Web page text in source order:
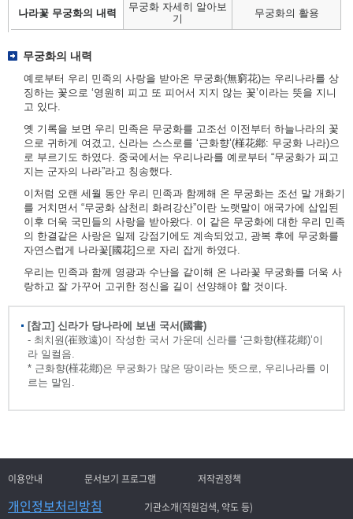
나라꽃 무궁화의 내력
무궁화 자세히 알아보
기
무궁화의 활용
무궁화의 내력
예로부터 우리 민족의 사랑을 받아온 무궁화(無窮花)는 우리나라를 상
징하는 꽃으로 ‘영원히 피고 또 피어서 지지 않는 꽃’이라는 뜻을 지니
고 있다.
옛 기록을 보면 우리 민족은 무궁화를 고조선 이전부터 하늘나라의 꽃
으로 귀하게 여겼고, 신라는 스스로를 ‘근화향’(槿花鄕: 무궁화 나라)으
로 부르기도 하였다. 중국에서는 우리나라를 예로부터 “무궁화가 피고
지는 군자의 나라”라고 칭송했다.
이처럼 오랜 세월 동안 우리 민족과 함께해 온 무궁화는 조선 말 개화기
를 거치면서 “무궁화 삼천리 화려강산”이란 노랫말이 애국가에 삽입된
이후 더욱 국민들의 사랑을 받아왔다. 이 같은 무궁화에 대한 우리 민족
의 한결같은 사랑은 일제 강점기에도 계속되었고, 광복 후에 무궁화를
자연스럽게 나라꽃[國花]으로 자리 잡게 하였다.
우리는 민족과 함께 영광과 수난을 같이해 온 나라꽃 무궁화를 더욱 사
랑하고 잘 가꾸어 고귀한 정신을 길이 선양해야 할 것이다.
[참고] 신라가 당나라에 보낸 국서(國書)
- 최치원(崔致遠)이 작성한 국서 가운데 신라를 ‘근화향(槿花鄕)’이
라 일컬음.
* 근화향(槿花鄕)은 무궁화가 많은 땅이라는 뜻으로, 우리나라를 이
르는 말임.
이용안내 문서보기 프로그램 저작권정책
개인정보처리방침 기관소개(직원검색, 약도 등)